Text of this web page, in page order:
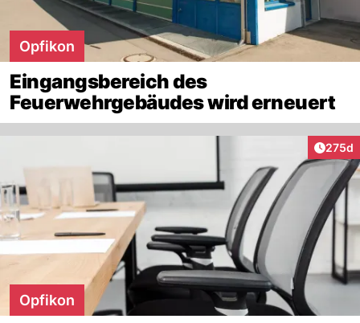
Opfikon
Eingangsbereich des
Feuerwehrgebäudes wird erneuert
275d
Opfikon